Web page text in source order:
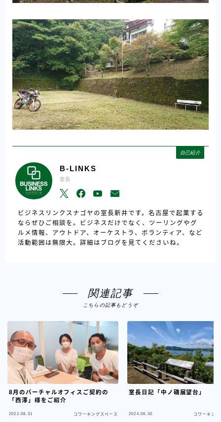
自己紹介
B-LINKS
室長
ビジネスリンクスナゴヤの室長新井です。名古屋で起業する
ならぜひご相談を。ビジネスだけでなく、ツーリングやグ
ルメ情報、アウトドア、オーケストラ、ボランティア、など
活動範囲は無限大。詳細はブログを見てくださいね。
関連記事
こちらの記事もどうぞ
8月のバーチャルオフィスご契約の
「西澤」様をご紹介
2022.08.31 コワーキングスペース
室長日記「中ノ磯展望台」
2024.06.30 コワーキング